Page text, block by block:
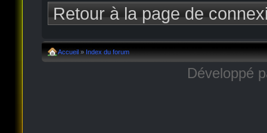
Retour à la page de
Accueil » Index du forum
Développé